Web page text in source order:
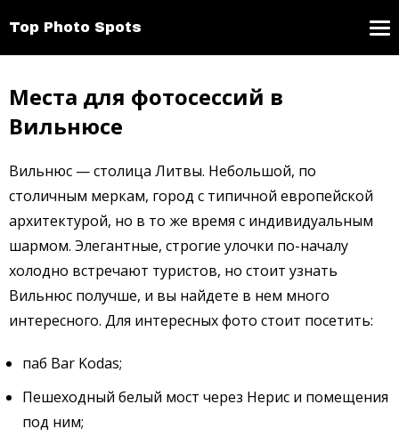
Top Photo Spots
Места для фотосессий в
Вильнюсе
Вильнюс — столица Литвы. Небольшой, по
столичным меркам, город с типичной европейской
архитектурой, но в то же время с индивидуальным
шармом. Элегантные, строгие улочки по-началу
холодно встречают туристов, но стоит узнать
Вильнюс получше, и вы найдете в нем много
интересного. Для интересных фото стоит посетить:
паб Bar Kodas;
Пешеходный белый мост через Нерис и помещения
под ним;